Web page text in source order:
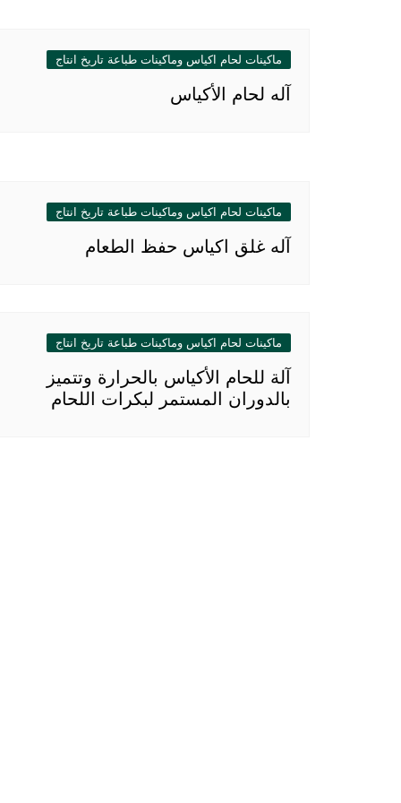
ماكينات لحام اكياس وماكينات طباعة تاريخ انتاج
آله لحام الأكياس
ماكينات لحام اكياس وماكينات طباعة تاريخ انتاج
آله غلق اكياس حفظ الطعام
ماكينات لحام اكياس وماكينات طباعة تاريخ انتاج
آلة للحام الأكياس بالحرارة وتتميز
بالدوران المستمر لبكرات اللحام